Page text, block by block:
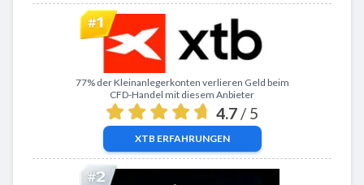
Zu XTB
77% der Kleinanlegerkonten verlieren Geld beim
CFD-Handel mit diesem Anbieter
4.7 / 5
XTB ERFAHRUNGEN